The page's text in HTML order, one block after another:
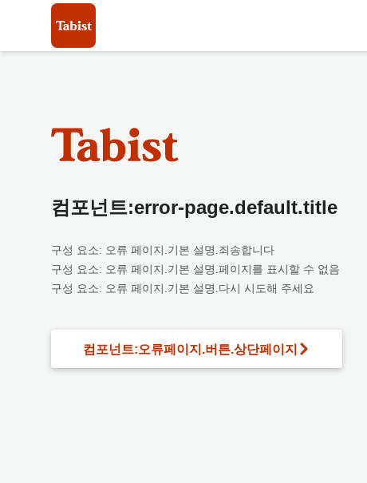
컴포넌트:error-page.default.title
구성 요소: 오류 페이지.기본 설명.죄송합니다
구성 요소: 오류 페이지.기본 설명.페이지를 표시할 수 없음
구성 요소: 오류 페이지.기본 설명.다시 시도해 주세요
컴포넌트:오류페이지.버튼.상단페이지